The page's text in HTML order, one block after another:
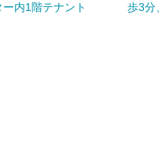
内1階テナント
歩3分